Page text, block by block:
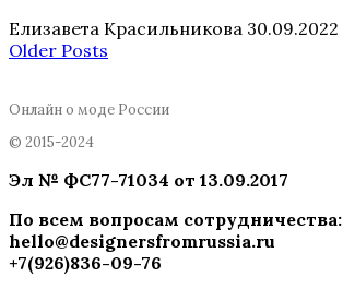
Елизавета Красильникова 30.09.2022
Older Posts
Онлайн о моде России
© 2015-2024
Эл № ФC77-71034 от 13.09.2017
По всем вопросам сотрудничества:
hello@designersfromrussia.ru
+7(926)836-09-76